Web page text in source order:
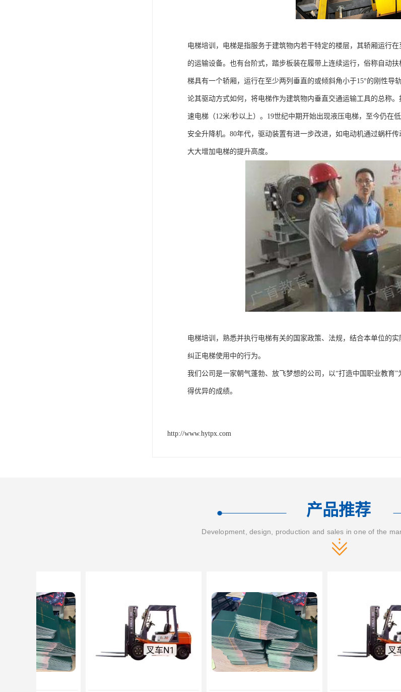
电梯培训，电梯是指服务于建筑物内若干特定的楼层，其轿厢运行
的运输设备。也有台阶式，踏步板装在履带上连续运行，俗称自动
梯具有一个轿厢，运行在至少两列垂直的或倾斜角小于15°的刚性
论其驱动方式如何，将电梯作为建筑物内垂直交通运输工具的总称
速电梯（12米/秒以上）。19世纪中期开始出现液压电梯，至今仍在
安全升降机。80年代，驱动装置有进一步改进，如电动机通过蜗杆
大大增加电梯的提升高度。
电梯培训，熟悉并执行电梯有关的国家政策、法规，结合本单位的
纠正电梯使用中的行为。
我们公司是一家朝气蓬勃、放飞梦想的公司，以“打造中国职业教育
得优异的成绩。
http://www.hytpx.com
产品推荐
Development, design, production and sales in one of the